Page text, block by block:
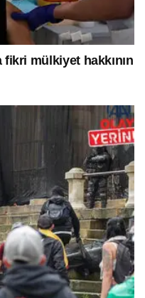
fikri mülkiyet hakkının